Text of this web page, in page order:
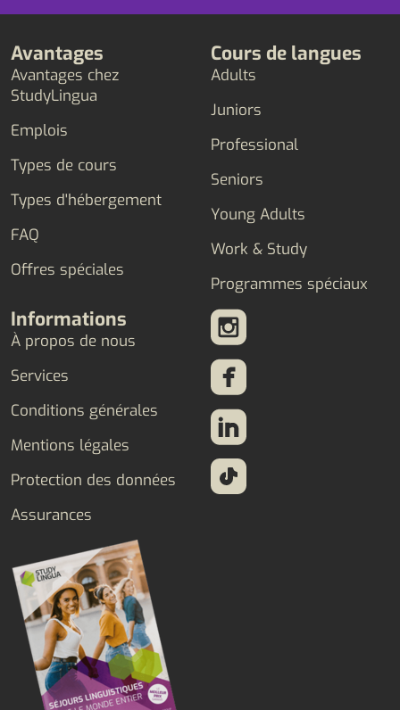
Avantages
Avantages chez
StudyLingua
Emplois
Types de cours
Types d'hébergement
FAQ
Offres spéciales
Cours de langues
Adults
Juniors
Professional
Seniors
Young Adults
Work & Study
Programmes spéciaux
Informations
À propos de nous
Services
Conditions générales
Mentions légales
Protection des données
Assurances